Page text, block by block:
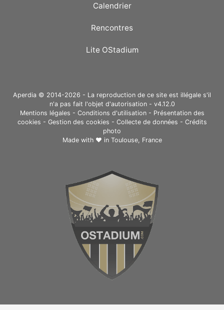
Calendrier
Rencontres
Lite OStadium
Aperdia © 2014-2026 - La reproduction de ce site est illégale s'il
n'a pas fait l'objet d'autorisation - v4.12.0
Mentions légales - Conditions d'utilisation- Présentation des
cookies - Gestion des cookies - Collecte de données - Crédits
photo
Made with ❤ in Toulouse, France